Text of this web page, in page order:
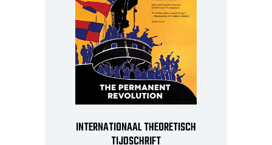
INTERNATIONAAL THEORETISCH